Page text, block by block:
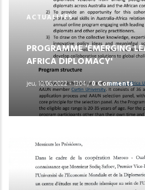
ACTUALITÉS
PROGRAMME ‘EMERGING
AFRICA DIPLOMACY'
jeu, 10/06/2022 - 13:04/0 Comments